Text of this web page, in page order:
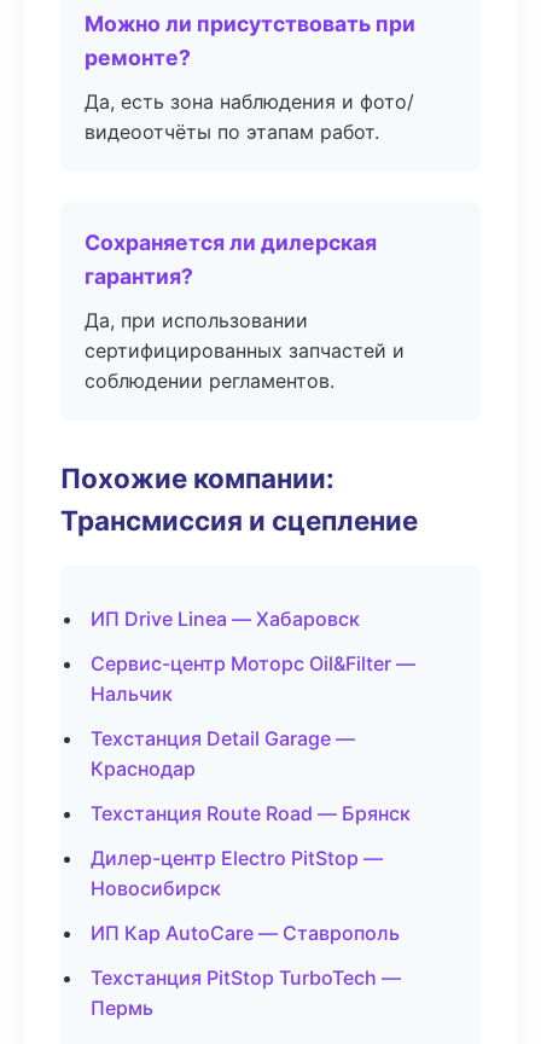
Можно ли присутствовать при
ремонте?
Да, есть зона наблюдения и фото/
видеоотчёты по этапам работ.
Сохраняется ли дилерская
гарантия?
Да, при использовании
сертифицированных запчастей и
соблюдении регламентов.
Похожие компании:
Трансмиссия и сцепление
ИП Drive Linea — Хабаровск
Сервис-центр Моторс Oil&Filter —
Нальчик
Техстанция Detail Garage —
Краснодар
Техстанция Route Road — Брянск
Дилер-центр Electro PitStop —
Новосибирск
ИП Кар AutoCare — Ставрополь
Техстанция PitStop TurboTech —
Пермь